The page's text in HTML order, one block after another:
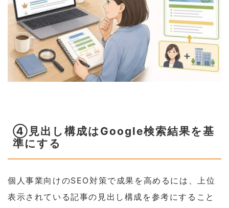
④見出し構成はGoogle検索結果を基
準にする
個人事業向けのSEO対策で成果を高めるには、上位
表示されている記事の見出し構成を参考にすること